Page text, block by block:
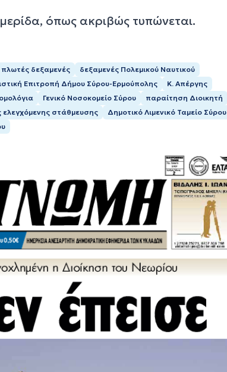
όπως ακριβώς τυπώνεται.
πλωτές δεξαμενές
δεξαμενές Πολεμικού Ναυτικού
Επιτροπή Δήμου Σύρου-Ερμούπολης
Κ. Απέργης
Γενικό Νοσοκομείο Σύρου
παραίτηση Διοικητή
ελεγχόμενης στάθμευσης
Δημοτικό Λιμενικό Ταμείο Σύρου